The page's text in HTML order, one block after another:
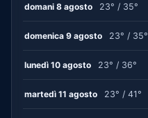
domani 8 agosto 23° / 35°
domenica 9 agosto 23° / 35°
lunedì 10 agosto 23° / 36°
martedì 11 agosto 23° / 41°